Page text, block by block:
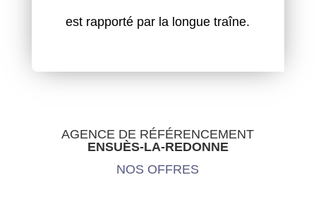
est rapporté par la longue traîne.
AGENCE DE RÉFÉRENCEMENT
ENSUÈS-LA-REDONNE
NOS OFFRES